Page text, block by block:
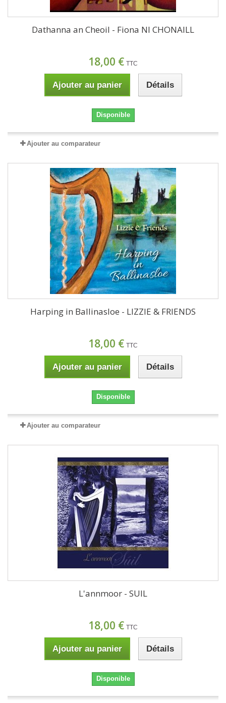
Dathanna an Cheoil - Fiona NI CHONAILL
18,00 € TTC
Ajouter au panier Détails
Disponible
Ajouter au comparateur
Harping in Ballinasloe - LIZZIE & FRIENDS
18,00 € TTC
Ajouter au panier Détails
Disponible
Ajouter au comparateur
L'annmoor - SUIL
18,00 € TTC
Ajouter au panier Détails
Disponible